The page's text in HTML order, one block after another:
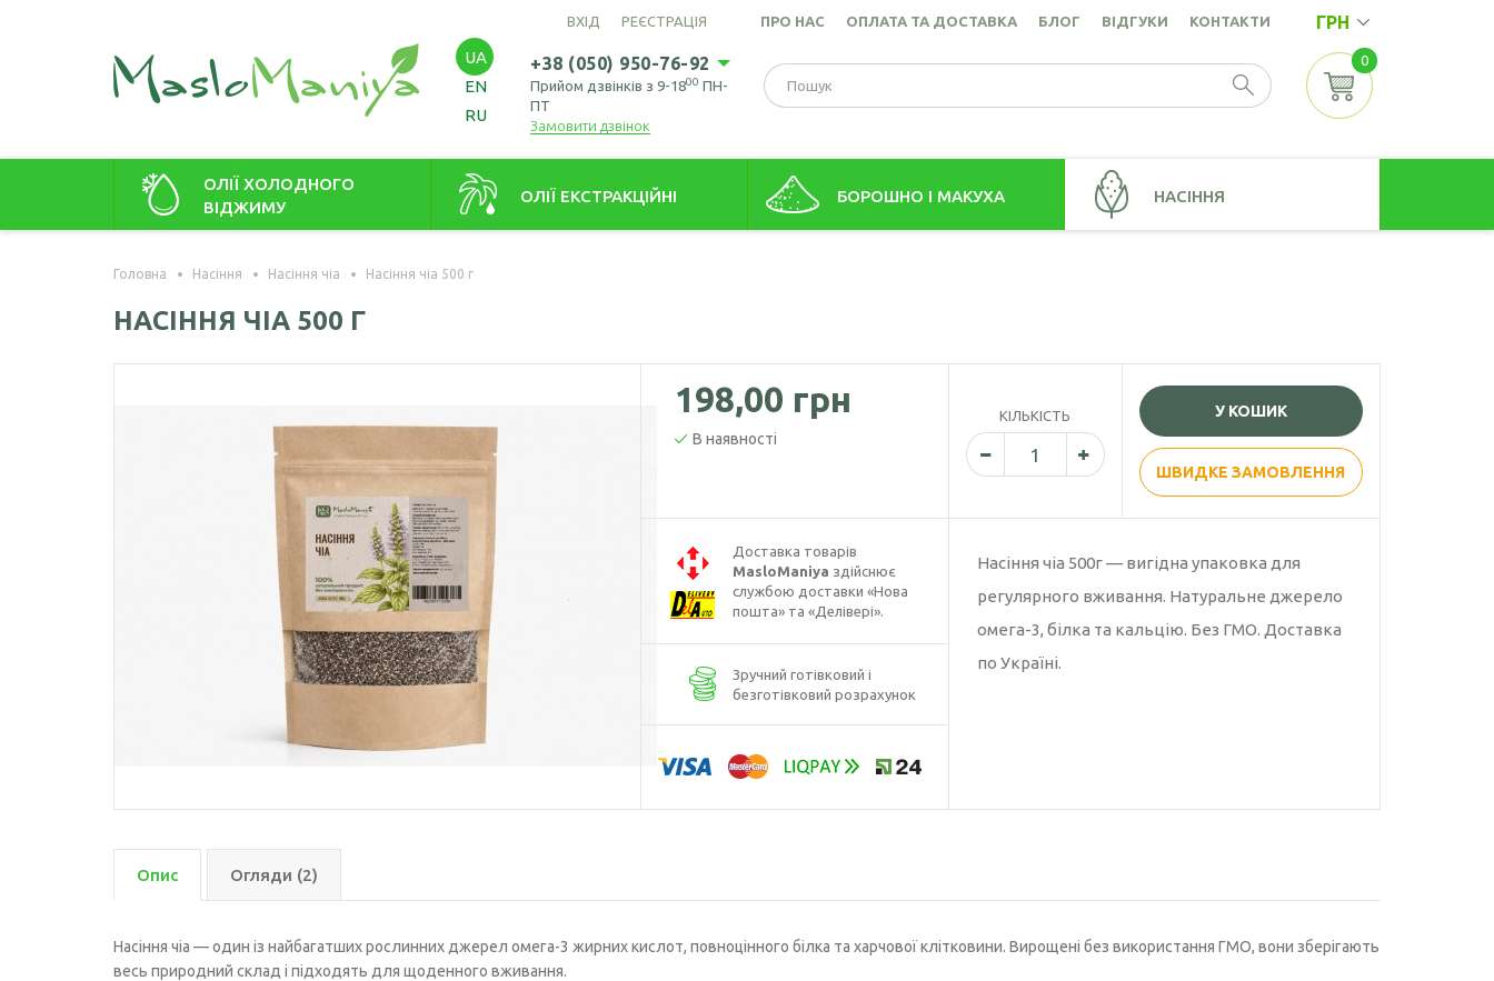
ВХІД РЕЄСТРАЦІЯ ПРО НАС ОПЛАТА ТА ДОСТАВКА БЛОГ ВІДГУКИ КОНТАКТИ ГРН
UA
EN
RU
+38 (050) 950-76-92
Прийом дзвінків з 9-1800 ПН-
ПТ
Замовити дзвінок
0
ОЛІЇ ХОЛОДНОГО
ВІДЖИМУ
Кавунових кісточок олія
Волоського горіха олія
Кедрового горіха олія
Лляна олія з екстрактом
гарбузових кісточок
Оливкова олія
Рижієва олія
ОЛІЇ ЕКСТРАКЦІЙНІ БОРОШНО І МАКУХА
Борошно зародків пшениці
Борошно лляне
Борошно розторопші
НАСІННЯ
Насіння льону коричневого
Насіння розторопші
Головна Насіння Насіння чіа Насіння чіа 500 г
НАСІННЯ ЧІА 500 Г
198,00 грн
В наявності
КІЛЬКІСТЬ У КОШИК
ШВИДКЕ ЗАМОВЛЕННЯ
Доставка товарів
MasloManiya здійснює
службою доставки «Нова
пошта» та «Делівері».
Зручний готівковий і
безготівковий розрахунок
Насіння чіа 500г — вигідна упаковка для
регулярного вживання. Натуральне джерело
омега-3, білка та кальцію. Без ГМО. Доставка
по Україні.
Опис Огляди (2)
Насіння чіа — один із найбагатших рослинних джерел омега-3 жирних кислот, повноцінного білка та харчової клітковини. Вирощені без використання ГМО, вони зберігають
весь природний склад і підходять для щоденного вживання.